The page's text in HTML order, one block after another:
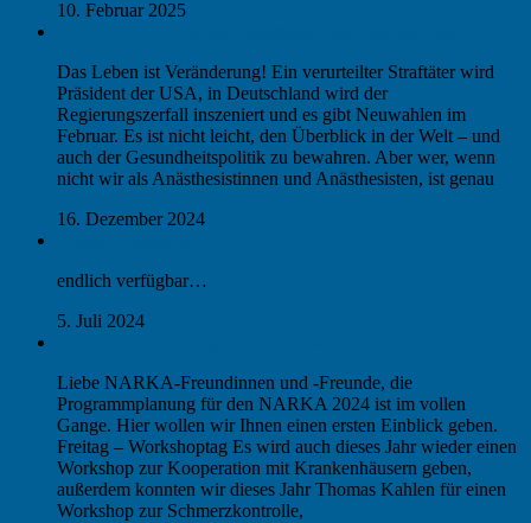
10. Februar 2025
Das Leben ist Veränderung! Ein verurteilter Straftäter wird
Präsident der USA, in Deutschland wird der
Regierungszerfall inszeniert und es gibt Neuwahlen im
Februar. Es ist nicht leicht, den Überblick in der Welt – und
auch der Gesundheitspolitik zu bewahren. Aber wer, wenn
nicht wir als Anästhesistinnen und Anästhesisten, ist genau
16. Dezember 2024
endlich verfügbar…
5. Juli 2024
Liebe NARKA-Freundinnen und -Freunde, die
Programmplanung für den NARKA 2024 ist im vollen
Gange. Hier wollen wir Ihnen einen ersten Einblick geben.
Freitag – Workshoptag Es wird auch dieses Jahr wieder einen
Workshop zur Kooperation mit Krankenhäusern geben,
außerdem konnten wir dieses Jahr Thomas Kahlen für einen
Workshop zur Schmerzkontrolle,